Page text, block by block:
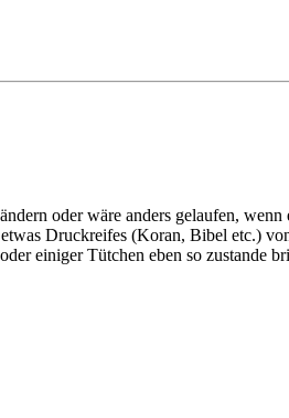
oder wäre anders gelaufen, wenn
Druckreifes (Koran, Bibel etc.)
einiger Tütchen eben so zustande